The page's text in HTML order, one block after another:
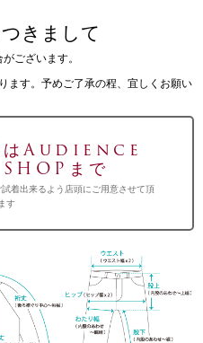
きまして
ございます。
ます。予めご了承の程、宜しくお願い
はAudience
まで
着出来るよう店頭にご用意させて頂
す